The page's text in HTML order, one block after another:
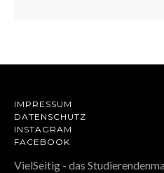
IMPRESSUM
DATENSCHUTZ
INSTAGRAM
FACEBOOK
VielSeitig - das